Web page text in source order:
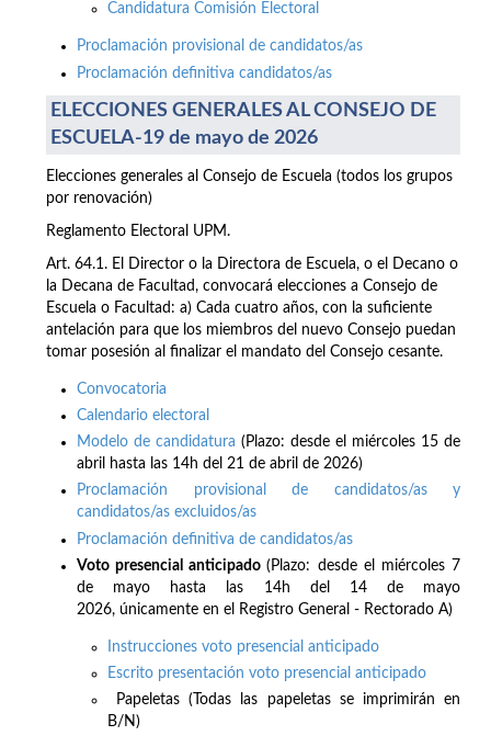
Candidatura Comisión Electoral
Proclamación provisional de candidatos/as
Proclamación definitiva candidatos/as
ELECCIONES GENERALES AL CONSEJO DE
ESCUELA-19 de mayo de 2026
Elecciones generales al Consejo de Escuela (todos los grupos
por renovación)
Reglamento Electoral UPM.
Art. 64.1. El Director o la Directora de Escuela, o el Decano o
la Decana de Facultad, convocará elecciones a Consejo de
Escuela o Facultad: a) Cada cuatro años, con la suficiente
antelación para que los miembros del nuevo Consejo puedan
tomar posesión al finalizar el mandato del Consejo cesante.
Convocatoria
Calendario electoral
Modelo de candidatura (Plazo: desde el miércoles 15 de
abril hasta las 14h del 21 de abril de 2026)
Proclamación provisional de candidatos/as y
candidatos/as excluidos/as
Proclamación definitiva de candidatos/as
Voto presencial anticipado(Plazo: desde el miércoles 7
de mayo hasta las 14h del 14 de mayo
2026, únicamente en el Registro General - Rectorado A)
Instrucciones voto presencial anticipado
Escrito presentación voto presencial anticipado
Papeletas (Todas las papeletas se imprimirán en
B/N)